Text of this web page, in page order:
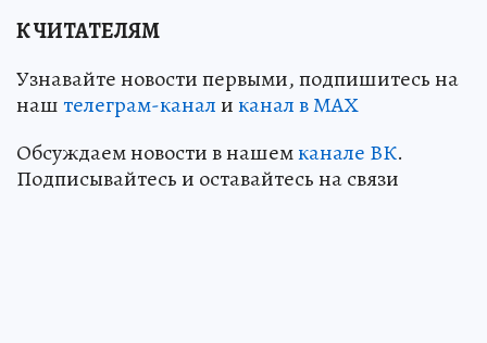
К ЧИТАТЕЛЯМ
Узнавайте новости первыми, подпишитесь на
наштелеграм-каналиканал в МАХ
Обсуждаем новости в нашемканале ВК.
Подписывайтесь и оставайтесь на связи